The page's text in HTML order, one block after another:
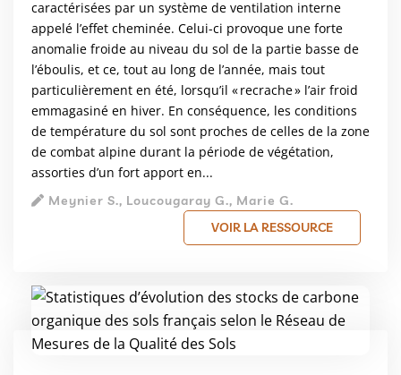
caractérisées par un système de ventilation interne
appelé l’effet cheminée. Celui-ci provoque une forte
anomalie froide au niveau du sol de la partie basse de
l’éboulis, et ce, tout au long de l’année, mais tout
particulièrement en été, lorsqu’il « recrache » l’air froid
emmagasiné en hiver. En conséquence, les conditions
de température du sol sont proches de celles de la zone
de combat alpine durant la période de végétation,
assorties d’un fort apport en...
Meynier S., Loucougaray G., Marie G.
VOIR LA RESSOURCE